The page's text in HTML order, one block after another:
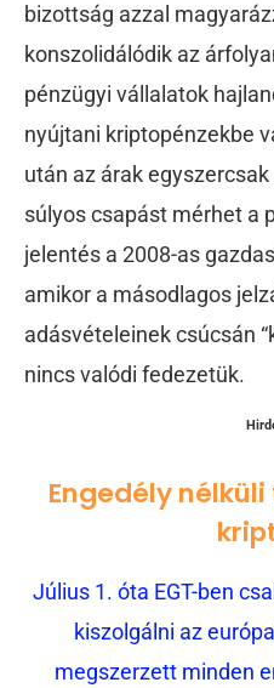
bizottság azzal
konszolidálódik az
pénzügyi vállalatok
nyújtani kriptopénzekbe
után az árak
súlyos csapást mérhet a
jelentés a 2008-as
amikor a másodlagos
adásvételeinek csúcsán
nincs valódi fedezetük.
Engedély
Július 1. óta EGT-ben
kiszolgálni az
megszerzett minden